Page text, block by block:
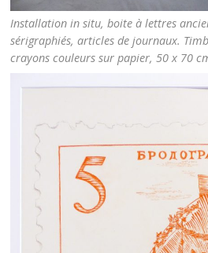
Installation in situ, boite à lettres
sérigraphiés, articles de journaux.
crayons couleurs sur papier, 50 x 70